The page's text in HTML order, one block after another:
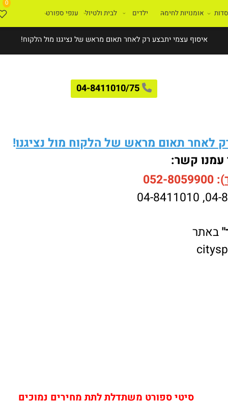
איסוף עצמי יתבצע רק לאחר תאום מראש של נציגנו מול הלקוח!
04-8411010/75
0
אומנויות לחימה ילדים לבית ולטיול ענפי ספורט
לאחר תאום מראש של הלקוח מול נציגנו!
קשר:
052-8059900
,
04-8411010